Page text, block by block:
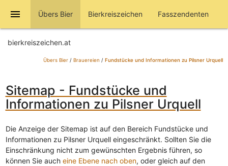
menu Übers Bier Bierkreiszeichen Fasszendenten
bierkreiszeichen.at
Übers Bier/ Brauereien / Fundstücke und Informationen zu Pilsner Urquell
Sitemap - Fundstücke und
Informationen zu Pilsner Urquell
Die Anzeige der Sitemap ist auf den Bereich Fundstücke und
Informationen zu Pilsner Urquell eingeschränkt. Sollten Sie die
Einschränkung nicht zum gewünschten Ergebnis führen, so
können Sie auch eine Ebene nach oben, oder gleich auf den